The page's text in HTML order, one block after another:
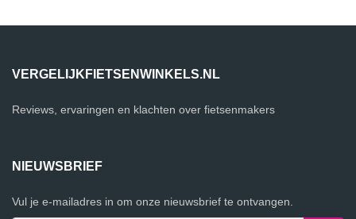
VERGELIJKFIETSENWINKELS.NL
Reviews, ervaringen en klachten over fietsenmakers
NIEUWSBRIEF
Vul je e-mailadres in om onze nieuwsbrief te ontvangen.